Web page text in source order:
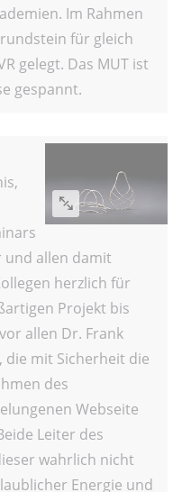
Im Rahmen
für gleich
gelegt. Das MUT ist
gespannt.
und allen damit
herzlich für
Projekt bis
allen Dr. Frank
die mit Sicherheit die
des
Webseite
Leiter des
wahrlich nicht
Energie und